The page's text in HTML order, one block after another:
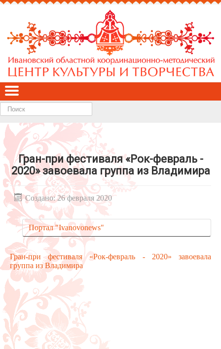
Найти
Гран-при фестиваля «Рок-февраль -
2020» завоевала группа из Владимира
Создано: 26 февраля 2020
Портал "Ivanovonews"
Гран-при фестиваля «Рок-февраль - 2020» завоевала
группа из Владимира